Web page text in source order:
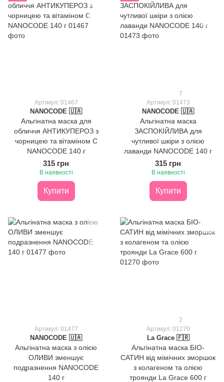
Артикул: 01467
NANOCODE 🇺🇦
Альгінатна маска для
обличчя АНТИКУПЕРОЗ з
чорницею та вітаміном С
NANOCODE 140 г
315 грн
В наявності
Купити
7
Артикул: 01473
NANOCODE 🇺🇦
Альгінатна маска
ЗАСПОКІЙЛИВА для
чутливої шкіри з олією
лаванди NANOCODE 140 г
315 грн
В наявності
Купити
Артикул: 01477
NANOCODE 🇺🇦
Альгінатна маска з олією
ОЛИВИ зменшує
подразнення NANOCODE
140 г
2
Артикул: 01270
La Grace 🇫🇷
Альгінатна маска БІО-
САТИН від мімічних зморшок
з колагеном та олією
троянди La Grace 600 г